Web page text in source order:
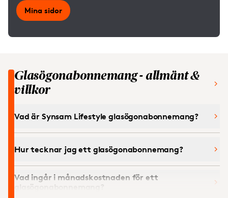
Mina sidor
Glasögonabonnemang - allmänt &
villkor
Vad är Synsam Lifestyle glasögonabonnemang?
Hur tecknar jag ett glasögonabonnemang?
Vad ingår i månadskostnaden för ett
glasögonabonnemang?